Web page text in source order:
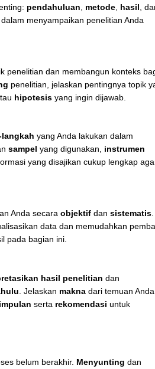
pendahuluan metode hasil ,
menyampaikan penelitian Anda
penelitian dan membangun konteks
penelitian, jelaskan pentingnya topik
hipotesis yang ingin dijawab.
yang Anda lakukan dalam
sampel yang digunakan, instrumen
yang disajikan cukup lengkap
Anda secara objektif dan sistematis.
data dan memudahkan
pada bagian ini.
hasil penelitian dan
. Jelaskan makna dari temuan Anda,
serta rekomendasi untuk
belum berakhir. Menyunting dan